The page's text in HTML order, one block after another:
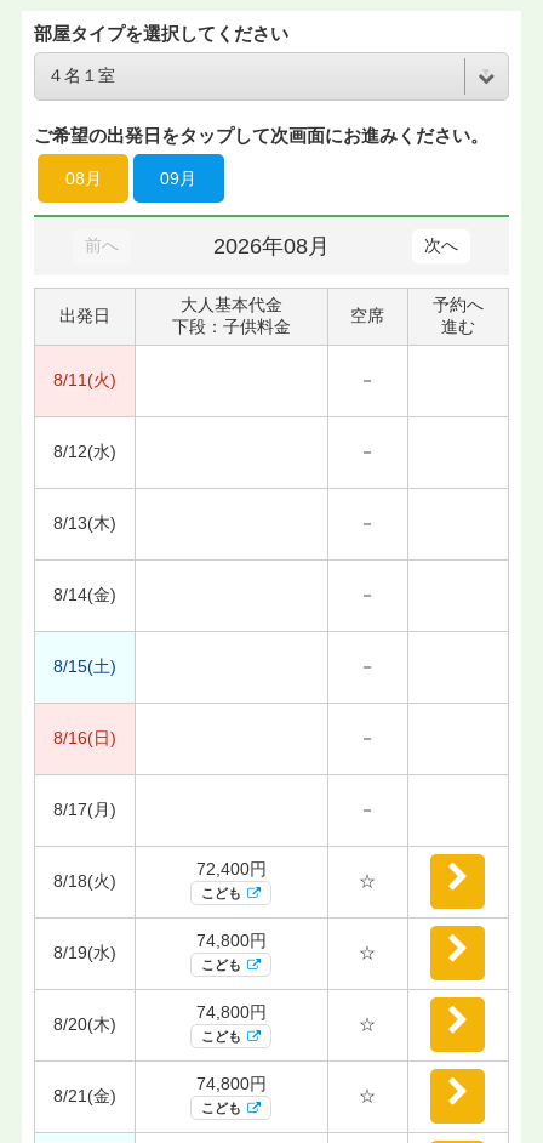
部屋タイプを選択してください
ご希望の出発日をタップして次画面にお進みください。
08月 09月
前へ 2026年08月 次へ
出発日
大人基本代金
下段：子供料金
空席
予約へ
進む
8/11(火) －
8/12(水) －
8/13(木) －
8/14(金) －
8/15(土) －
8/16(日) －
8/17(月) －
8/18(火)
72,400円
こども
☆
8/19(水)
74,800円
こども
☆
8/20(木)
74,800円
こども
☆
8/21(金)
74,800円
こども
☆